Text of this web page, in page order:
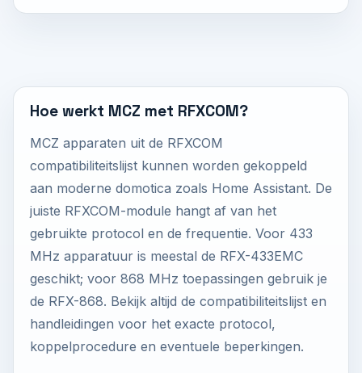
Hoe werkt MCZ met RFXCOM?
MCZ apparaten uit de RFXCOM
compatibiliteitslijst kunnen worden gekoppeld
aan moderne domotica zoals Home Assistant. De
juiste RFXCOM-module hangt af van het
gebruikte protocol en de frequentie. Voor 433
MHz apparatuur is meestal de RFX-433EMC
geschikt; voor 868 MHz toepassingen gebruik je
de RFX-868. Bekijk altijd de compatibiliteitslijst en
handleidingen voor het exacte protocol,
koppelprocedure en eventuele beperkingen.